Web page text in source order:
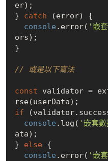
er);
} catch (error) {
console .error( '嵌
ors);
}
// 或是以下寫法
const validator =
if
console .log( '嵌套
ata);
} else {
console .error( '嵌